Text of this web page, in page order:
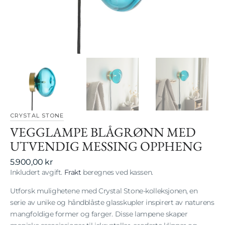
gallerivisning
CRYSTAL STONE
VEGGLAMPE BLÅGRØNN MED
UTVENDIG MESSING OPPHENG
Vanlig
pris
5.900,00 kr
Inkludert avgift. Frakt beregnes ved kassen.
Utforsk mulighetene med Crystal Stone-kolleksjonen, en
serie av unike og håndblåste glasskupler inspirert av naturens
mangfoldige former og farger. Disse lampene skaper